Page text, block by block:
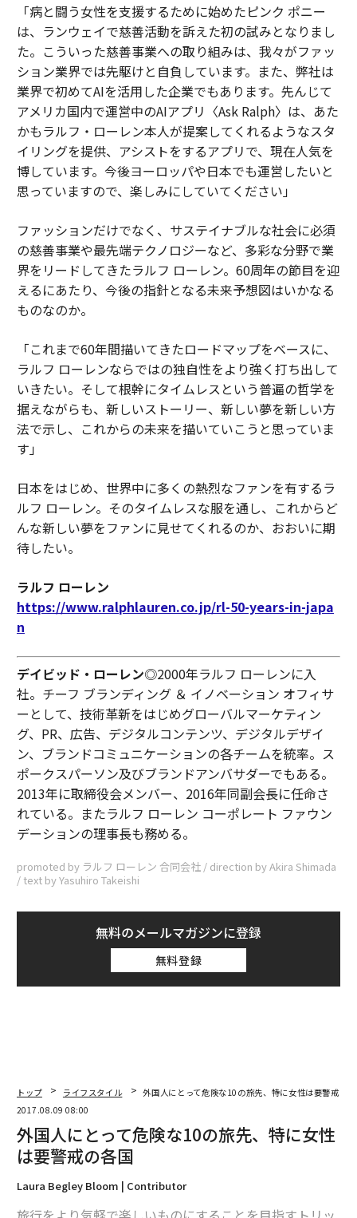
「病と闘う女性を支援するために始めたピンク ポニー
は、ランウェイで慈善活動を訴えた初の試みとなりまし
た。こういった慈善事業への取り組みは、我々がファッ
ション業界では先駆けと自負しています。また、弊社は
業界で初めてAIを活用した企業でもあります。先んじて
アメリカ国内で運営中のAIアプリ〈Ask Ralph〉は、あた
かもラルフ・ローレン本人が提案してくれるようなスタ
イリングを提供、アシストをするアプリで、現在人気を
博しています。今後ヨーロッパや日本でも運営したいと
思っていますので、楽しみにしていてください」
ファッションだけでなく、サステイナブルな社会に必須
の慈善事業や最先端テクノロジーなど、多彩な分野で業
界をリードしてきたラルフ ローレン。60周年の節目を迎
えるにあたり、今後の指針となる未来予想図はいかなる
ものなのか。
「これまで60年間描いてきたロードマップをベースに、
ラルフ ローレンならではの独自性をより強く打ち出して
いきたい。そして根幹にタイムレスという普遍の哲学を
据えながらも、新しいストーリー、新しい夢を新しい方
法で示し、これからの未来を描いていこうと思っていま
す」
日本をはじめ、世界中に多くの熱烈なファンを有するラ
ルフ ローレン。そのタイムレスな服を通し、これからど
んな新しい夢をファンに見せてくれるのか、おおいに期
待したい。
ラルフ ローレン
https://www.ralphlauren.co.jp/rl-50-years-in-japa
n
デイビッド・ローレン◎2000年ラルフ ローレンに入
社。チーフ ブランディング ＆ イノベーション オフィサ
ーとして、技術革新をはじめグローバルマーケティン
グ、PR、広告、デジタルコンテンツ、デジタルデザイ
ン、ブランドコミュニケーションの各チームを統率。ス
ポークスパーソン及びブランドアンバサダーでもある。
2013年に取締役会メンバー、2016年同副会長に任命さ
れている。またラルフ ローレン コーポレート ファウン
デーションの理事長も務める。
promoted by ラルフ ローレン 合同会社 / direction by Akira Shimada
/ text by Yasuhiro Takeishi
無料のメールマガジンに登録
無料登録
トップ ライフスタイル
外国人にとって危険な10の旅先、特に女性は要警戒の
2017.08.09 08:00
外国人にとって危険な10の旅先、特に女性
は要警戒の各国
Laura Begley Bloom | Contributor